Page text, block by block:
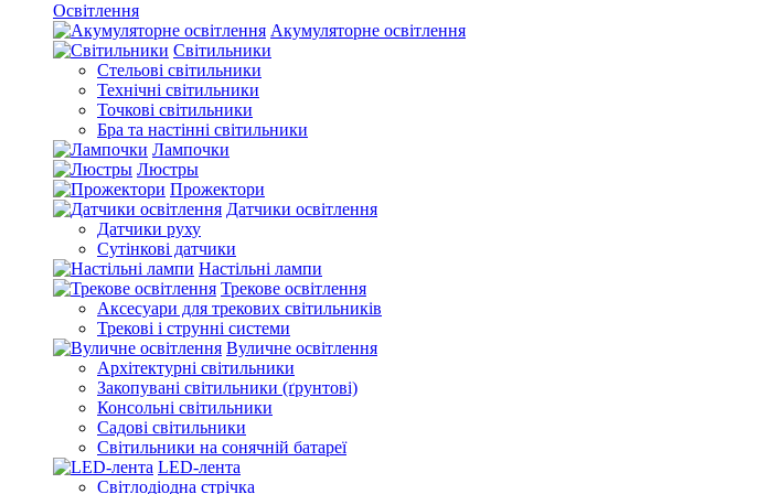
Освітлення
Акумуляторне освітлення
Світильники
Стельові світильники
Технічні світильники
Точкові світильники
Бра та настінні світильники
Лампочки
Люстры
Прожектори
Датчики освітлення
Датчики руху
Сутінкові датчики
Настільні лампи
Трекове освітлення
Аксесуари для трекових світильників
Трекові і струнні системи
Вуличне освітлення
Архітектурні світильники
Закопувані світильники (ґрунтові)
Консольні світильники
Садові світильники
Світильники на сонячній батареї
LED-лента
Світлодіодна стрічка